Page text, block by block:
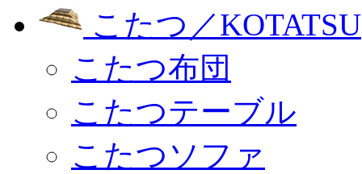
こたつ／KOTATSU
こたつ布団
こたつテーブル
こたつソファ